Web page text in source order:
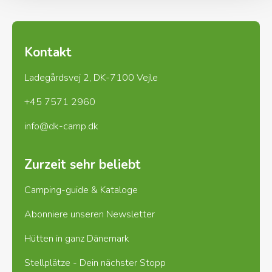
booking geöffnet, aber die Rezeption und das kiosk
sind in den Wintermonaten geschlossen.
(31.10.2021 - 01.04.2022)
Kontakt
Ladegårdsvej 2, DK-7100 Vejle
+45 7571 2960
info@dk-camp.dk
Zurzeit sehr beliebt
Camping-guide & Kataloge
Abonniere unseren Newsletter
Hütten in ganz Dänemark
Stellplätze - Dein nächster Stopp